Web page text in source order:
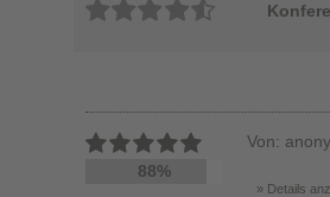
88%
Von:
Details